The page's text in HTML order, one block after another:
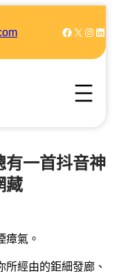
Facebook X Instagram LinkedIn
有一首抖音神
藏
瘴氣。
經由的鉅細發廊、